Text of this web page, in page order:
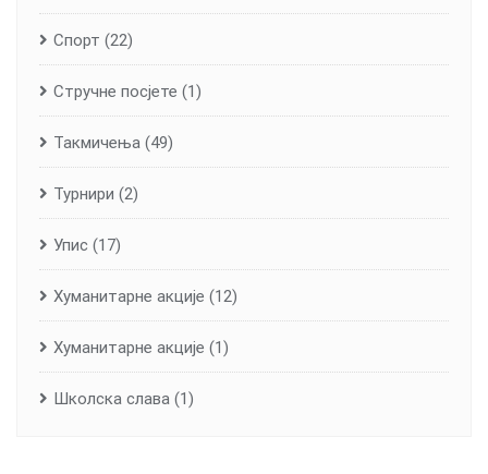
Спорт (22)
Стручне посјете (1)
Такмичења (49)
Турнири (2)
Упис (17)
Хуманитарне aкције (12)
Хуманитарне акције (1)
Школска слава (1)